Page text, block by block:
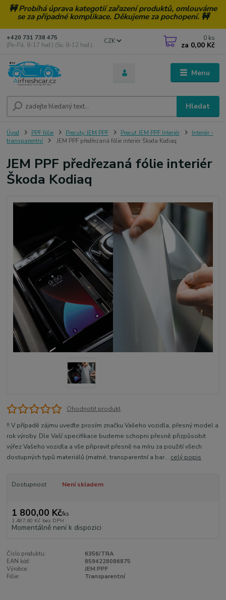
🚧 Probíhá úprava kategotií zařazení produktů, omlouváme
se za případné komplikace. Děkujeme za pochopení. 🚧
Menu
CZK
Hledat
+420 731 738 475
(Po-Pá, 8-17 hod.) (So, 8-12 hod.)
0 ks
za 0,00 Kč
Úvod PPF fólie Precuty JEM PPF Precut JEM PPF Interiér
Interiér -
transparentní
JEM PPF předřezaná fólie interiér Škoda Kodiaq
JEM PPF předřezaná fólie interiér
Škoda Kodiaq
Ohodnotit produkt
!! V případě zájmu uveďte prosím značku Vašeho vozidla, přesný model a
rok výroby. Dle Vaší specifikace budeme schopni přesně přizpůsobit
výřez Vašeho vozidla a vše připravit přesně na míru za použití všech
dostupných typů materiálů (matné, transparentní a bar... celý popis
Dostupnost Není skladem
1 800,00 Kč/ks
1 487,60 Kč bez DPH
Momentálně není k dispozici
Číslo produktu:
6356/TRA
EAN kód:
8594228086875
Výrobce:
JEM PPF
Fólie:
Transparentní